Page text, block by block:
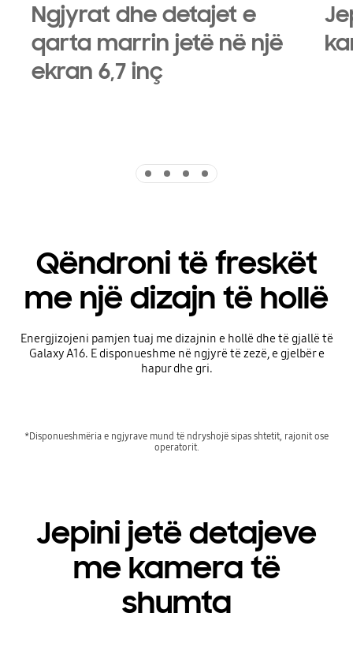
Ngjyrat dhe detajet e
qarta marrin jetë në një
ekran 6,7 inç
Qëndroni të freskët
me një dizajn të hollë
Energjizojeni pamjen tuaj me dizajnin e hollë dhe të gjallë të
Galaxy A16. E disponueshme në ngjyrë të zezë, e gjelbër e
hapur dhe gri.
*Disponueshmëria e ngjyrave mund të ndryshojë sipas shtetit, rajonit ose
operatorit.
Jepini jetë detajeve
me kamera të
shumta